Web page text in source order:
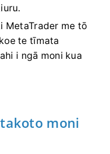
MetaTrader me tō
te tīmata
i ngā moni kua
moni